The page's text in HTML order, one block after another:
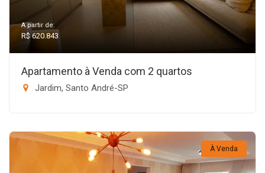
A partir de:
R$ 620.843
Apartamento à Venda com 2 quartos
Jardim, Santo André-SP
À Venda